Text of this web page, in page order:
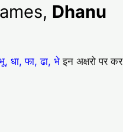
Dhanu
धा, फा, ढा, भे इन अक्षरो पर कर